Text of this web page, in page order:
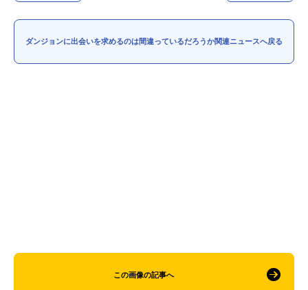
ダンジョンに出会いを求めるのは間違っているだろうか関連ニュースへ戻る
この画像の記事へ